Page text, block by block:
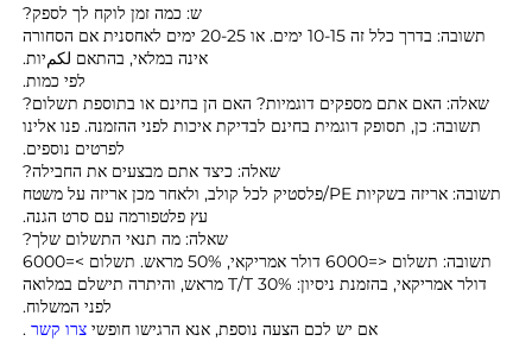
ש: כמה זמן לוקח לך לספק?
תשובה: בדרך כלל זה 10-15 ימים. או 20-25 ימים לאחסנית אם הסחורה
אינה במלאי, בהתאם لكمיות.
לפי כמות.
שאלה: האם אתם מספקים דוגמיות? האם הן בחינם או בתוספת תשלום?
תשובה: כן, תסופק דוגמית בחינם לבדיקת איכות לפני ההזמנה. פנו אלינו
לפרטים נוספים.
שאלה: כיצד אתם מבצעים את החבילה?
תשובה: אריזה בשקיות PE/פלסטיק לכל קולב, ולאחר מכן אריזה על משטח
עץ פלטפורמה עם סרט הגנה.
שאלה: מה תנאי התשלום שלך?
תשובה: תשלום <=6000 דולר אמריקאי, 50% מראש. תשלום >=6000
דולר אמריקאי, בהזמנת ניסיון: 30% T/T מראש, והיתרה תישלם במלואה
לפני המשלוח.
אם יש לכם הצעה נוספת, אנא הרגישו חופשי צרו קשר .